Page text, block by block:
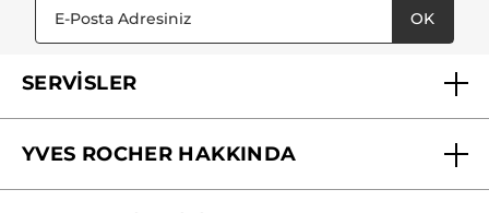
OK
SERVİSLER
YVES ROCHER HAKKINDA